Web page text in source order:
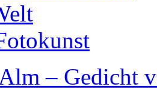
– Gedicht